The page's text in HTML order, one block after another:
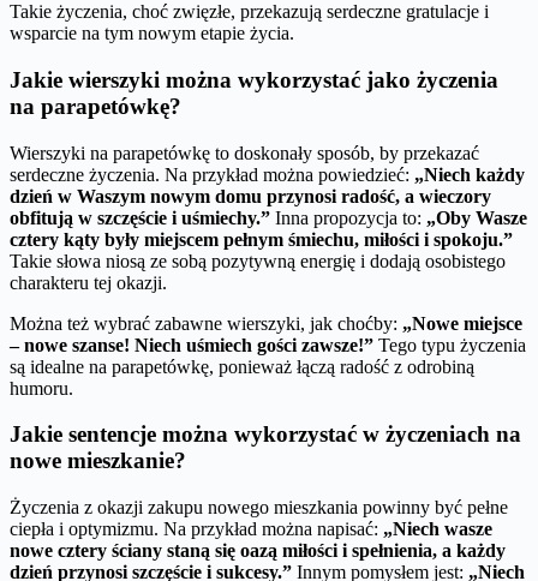
Takie życzenia, choć zwięzłe, przekazują serdeczne gratulacje i
wsparcie na tym nowym etapie życia.
Jakie wierszyki można wykorzystać jako życzenia
na parapetówkę?
Wierszyki na parapetówkę to doskonały sposób, by przekazać
serdeczne życzenia. Na przykład można powiedzieć: „Niech każdy
dzień w Waszym nowym domu przynosi radość, a wieczory
obfitują w szczęście i uśmiechy.” Inna propozycja to: „Oby Wasze
cztery kąty były miejscem pełnym śmiechu, miłości i spokoju.”
Takie słowa niosą ze sobą pozytywną energię i dodają osobistego
charakteru tej okazji.
Można też wybrać zabawne wierszyki, jak choćby: „Nowe miejsce
– nowe szanse! Niech uśmiech gości zawsze!” Tego typu życzenia
są idealne na parapetówkę, ponieważ łączą radość z odrobiną
humoru.
Jakie sentencje można wykorzystać w życzeniach na
nowe mieszkanie?
Życzenia z okazji zakupu nowego mieszkania powinny być pełne
ciepła i optymizmu. Na przykład można napisać: „Niech wasze
nowe cztery ściany staną się oazą miłości i spełnienia, a każdy
dzień przynosi szczęście i sukcesy.” Innym pomysłem jest: „Niech